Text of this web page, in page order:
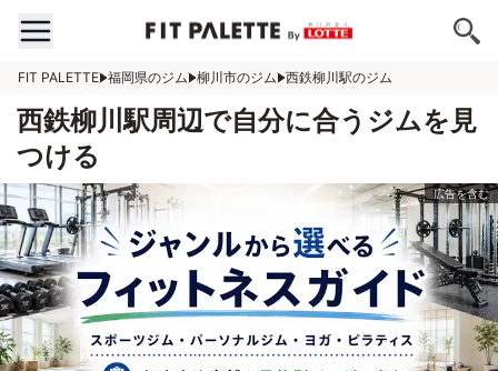
FIT PALETTE 福岡県のジム 柳川市のジム 西鉄柳川駅のジム
西鉄柳川駅周辺で自分に合うジムを見
つける